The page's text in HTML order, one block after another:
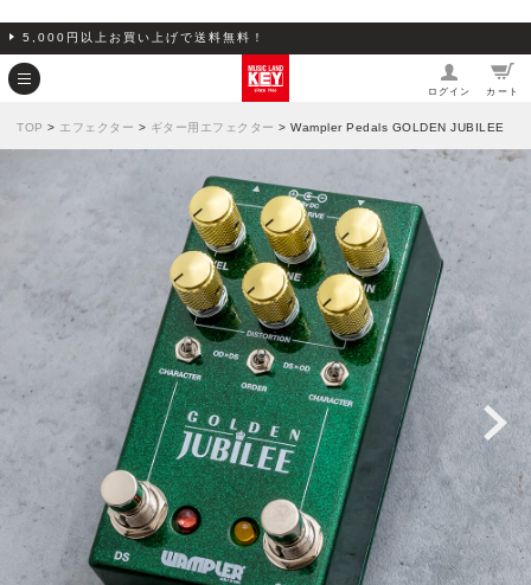
5,000円以上お買い上げで送料無料！
ログイン カート
TOP > エフェクター > ギター用エフェクター > Wampler Pedals GOLDEN JUBILEE